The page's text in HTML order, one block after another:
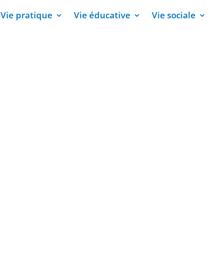
Vie pratique Vie éducative Vie sociale